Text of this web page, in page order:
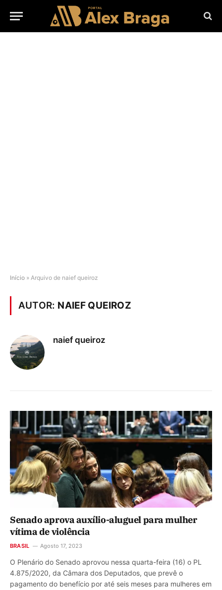
Início » Arquivo de naief queiroz
AUTOR: NAIEF QUEIROZ
naief queiroz
Senado aprova auxílio-aluguel para mulher
vítima de violência
BRASIL Agosto 17, 2023
O Plenário do Senado aprovou nessa quarta-feira (16) o PL
4.875/2020, da Câmara dos Deputados, que prevê o
pagamento do benefício por até seis meses para mulheres em